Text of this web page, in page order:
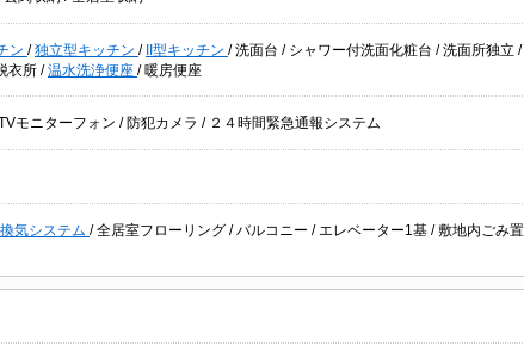
ン /独立型キッチン / II型キッチン /洗面台 / シャワー付洗面化粧台 /洗面所独立 /
衣所 /温水洗浄便座 / 暖房便座
モニターフォン / 防犯カメラ / ２４時間緊急通報システム
気システム /全居室フローリング /バルコニー / エレベーター1基 /敷地内ごみ